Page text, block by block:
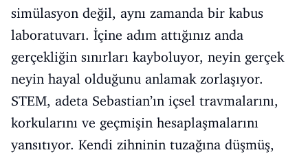
simülasyon değil, aynı zamanda bir kabus
laboratuvarı. İçine adım attığınız anda
gerçekliğin sınırları kayboluyor, neyin gerçek
neyin hayal olduğunu anlamak zorlaşıyor.
STEM, adeta Sebastian’ın içsel travmalarını,
korkularını ve geçmişin hesaplaşmalarını
yansıtıyor. Kendi zihninin tuzağına düşmüş,